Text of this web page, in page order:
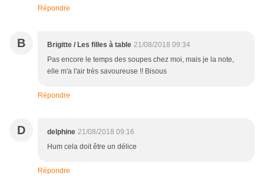
Répondre
B Brigitte / Les filles à table 21/08/2018 09:34
Pas encore le temps des soupes chez moi, mais je la note,
elle m'a l'air très savoureuse !! Bisous
Répondre
D delphine 21/08/2018 09:16
Hum cela doit être un délice
Répondre